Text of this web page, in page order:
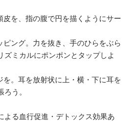
を、指の腹で円を描くようにサー
ング。力を抜き、手のひらをぶら
ズミカルにポンポンとタップしよ
。耳を放射状に上・横・下に耳を
う。
よる血行促進・デトックス効果あ